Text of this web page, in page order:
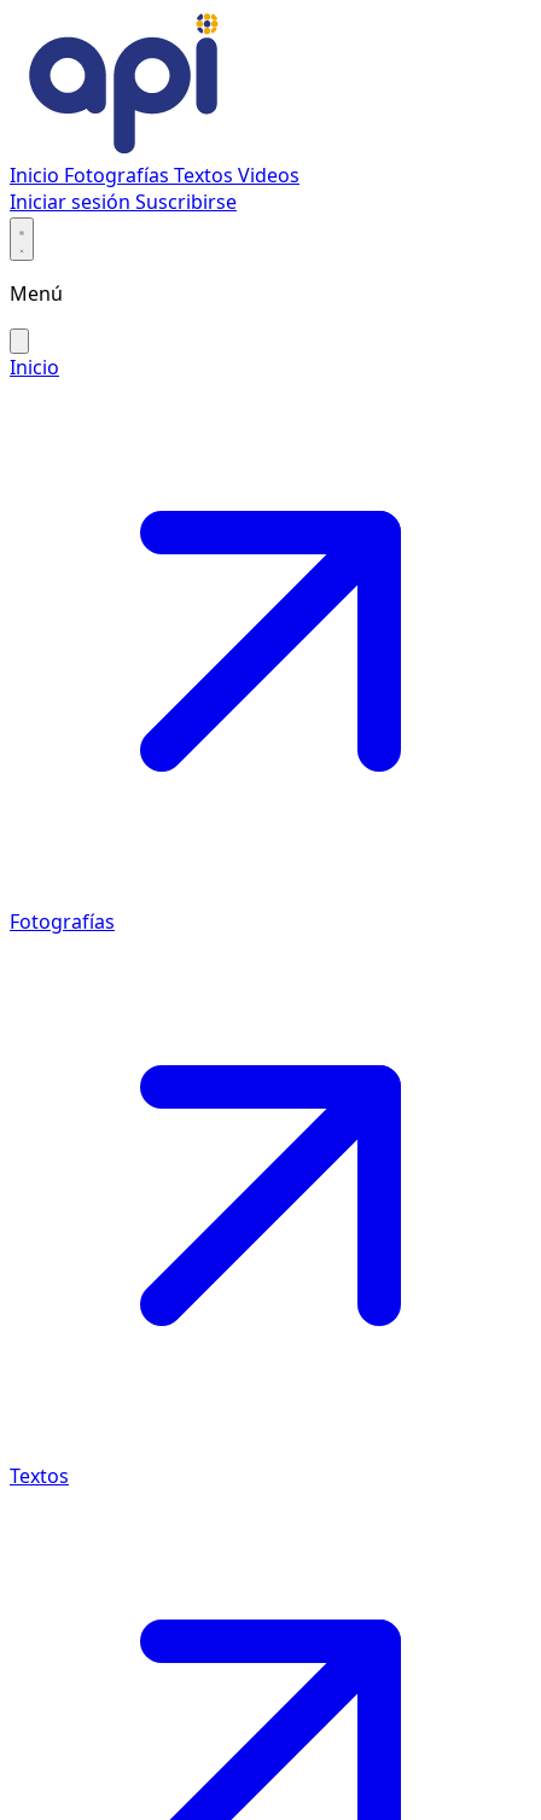
Inicio Fotografías Textos Videos
Iniciar sesión Suscribirse
Menú
Inicio
Fotografías
Textos